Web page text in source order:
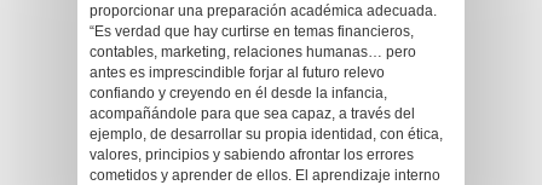
proporcionar una preparación académica adecuada.
“Es verdad que hay curtirse en temas financieros,
contables, marketing, relaciones humanas… pero
antes es imprescindible forjar al futuro relevo
confiando y creyendo en él desde la infancia,
acompañándole para que sea capaz, a través del
ejemplo, de desarrollar su propia identidad, con ética,
valores, principios y sabiendo afrontar los errores
cometidos y aprender de ellos. El aprendizaje interno